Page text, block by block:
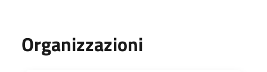
Organizzazioni